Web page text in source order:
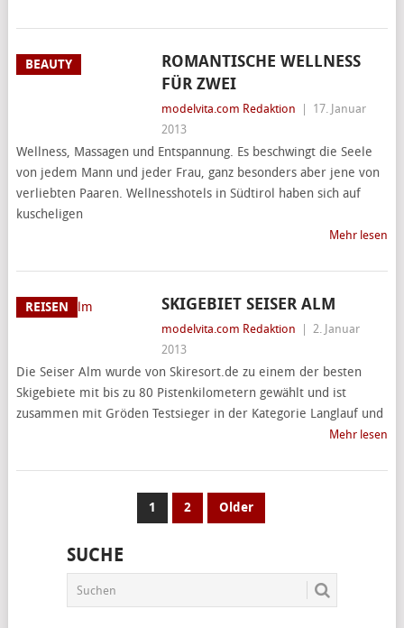
BEAUTY
ROMANTISCHE WELLNESS
FÜR ZWEI
modelvita.com Redaktion
17. Januar
2013
Wellness, Massagen und Entspannung. Es beschwingt die Seele
von jedem Mann und jeder Frau, ganz besonders aber jene von
verliebten Paaren. Wellnesshotels in Südtirol haben sich auf
kuscheligen
Mehr lesen
REISEN SKIGEBIET SEISER ALM
modelvita.com Redaktion
2. Januar
2013
Die Seiser Alm wurde von Skiresort.de zu einem der besten
Skigebiete mit bis zu 80 Pistenkilometern gewählt und ist
zusammen mit Gröden Testsieger in der Kategorie Langlauf und
Mehr lesen
SEITENNUMMERIERUNG
BEITRÄGE
1 2 Older
SUCHE